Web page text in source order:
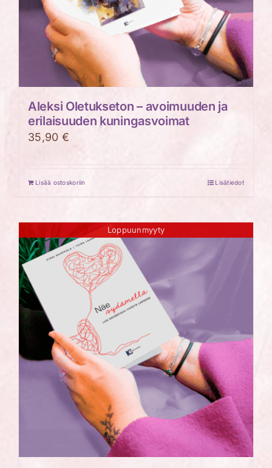
Aleksi Oletukseton – avoimuuden ja
erilaisuuden kuningasvoimat
35,90 €
Lisää ostoskoriin Lisätiedot
Loppuunmyyty